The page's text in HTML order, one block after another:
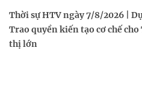
Thời sự HTV ngày 7/8/2026 |
Trao quyền kiến tạo cơ chế cho
thị lớn